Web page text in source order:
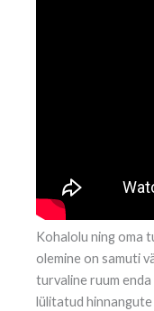
Kohalolu ning oma
olemine on samuti
turvaline ruum enda
lülitatud